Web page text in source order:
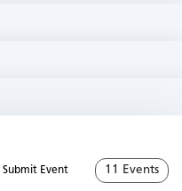
Submit Event 11 Events